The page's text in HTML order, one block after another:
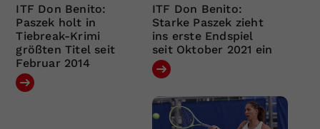
ITF Don Benito:
Paszek holt in
Tiebreak-Krimi
größten Titel seit
Februar 2014
ITF Don Benito:
Starke Paszek zieht
ins erste Endspiel
seit Oktober 2021 ein